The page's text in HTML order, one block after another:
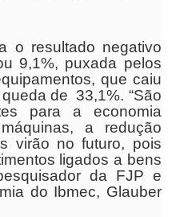
o resultado negativo
9,1%, puxada pelos
que caiu
de 33,1%. “São
para a economia
a redução
virão no futuro, pois
ligados a bens
da FJP e
do Ibmec, Glauber